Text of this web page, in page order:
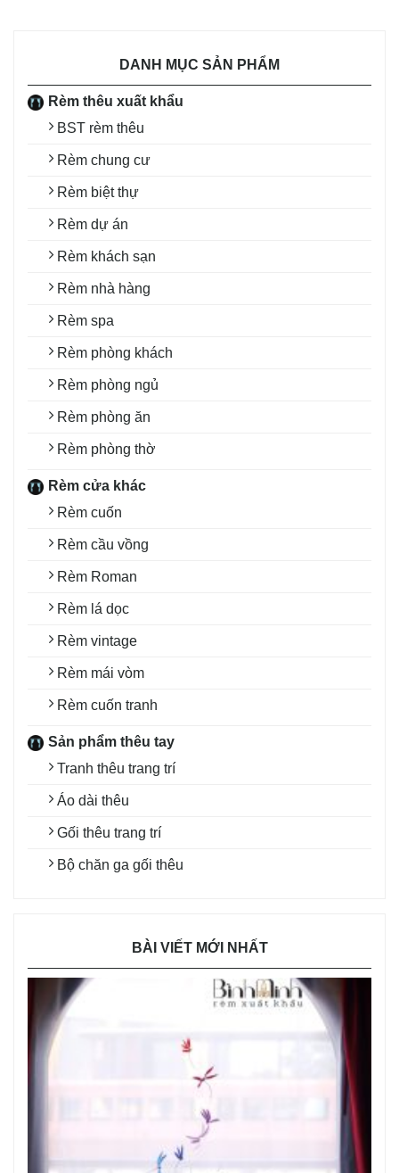
DANH MỤC SẢN PHẨM
Rèm thêu xuất khẩu
BST rèm thêu
Rèm chung cư
Rèm biệt thự
Rèm dự án
Rèm khách sạn
Rèm nhà hàng
Rèm spa
Rèm phòng khách
Rèm phòng ngủ
Rèm phòng ăn
Rèm phòng thờ
Rèm cửa khác
Rèm cuốn
Rèm cầu vồng
Rèm Roman
Rèm lá dọc
Rèm vintage
Rèm mái vòm
Rèm cuốn tranh
Sản phẩm thêu tay
Tranh thêu trang trí
Áo dài thêu
Gối thêu trang trí
Bộ chăn ga gối thêu
BÀI VIẾT MỚI NHẤT